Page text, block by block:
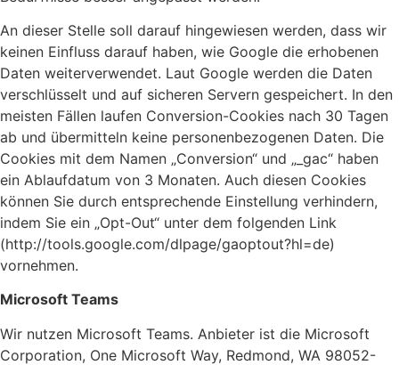
An dieser Stelle soll darauf hingewiesen werden, dass wir
keinen Einfluss darauf haben, wie Google die erhobenen
Daten weiterverwendet. Laut Google werden die Daten
verschlüsselt und auf sicheren Servern gespeichert. In den
meisten Fällen laufen Conversion-Cookies nach 30 Tagen
ab und übermitteln keine personenbezogenen Daten. Die
Cookies mit dem Namen „Conversion“ und „_gac“ haben
ein Ablaufdatum von 3 Monaten. Auch diesen Cookies
können Sie durch entsprechende Einstellung verhindern,
indem Sie ein „Opt-Out“ unter dem folgenden Link
(http://tools.google.com/dlpage/gaoptout?hl=de)
vornehmen.
Microsoft Teams
Wir nutzen Microsoft Teams. Anbieter ist die Microsoft
Corporation, One Microsoft Way, Redmond, WA 98052-